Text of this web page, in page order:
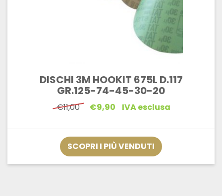
DISCHI 3M HOOKIT 675L D.117
GR.125-74-45-30-20
€11,00 Il
era:
€11,00.
€9,90
Il
è:
€9,90.
IVA esclusa
SCOPRI I PIÙ VENDUTI